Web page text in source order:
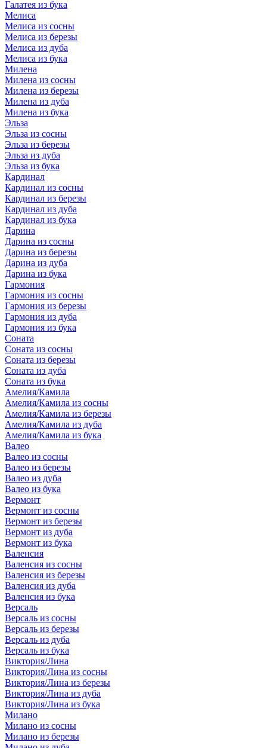
Галатея из бука
Мелиса
Мелиса из сосны
Мелиса из березы
Мелиса из дуба
Мелиса из бука
Милена
Милена из сосны
Милена из березы
Милена из дуба
Милена из бука
Эльза
Эльза из сосны
Эльза из березы
Эльза из дуба
Эльза из бука
Кардинал
Кардинал из сосны
Кардинал из березы
Кардинал из дуба
Кардинал из бука
Дарина
Дарина из сосны
Дарина из березы
Дарина из дуба
Дарина из бука
Гармония
Гармония из сосны
Гармония из березы
Гармония из дуба
Гармония из бука
Соната
Соната из сосны
Соната из березы
Соната из дуба
Соната из бука
Амелия/Камила
Амелия/Камила из сосны
Амелия/Камила из березы
Амелия/Камила из дуба
Амелия/Камила из бука
Валео
Валео из сосны
Валео из березы
Валео из дуба
Валео из бука
Вермонт
Вермонт из сосны
Вермонт из березы
Вермонт из дуба
Вермонт из бука
Валенсия
Валенсия из сосны
Валенсия из березы
Валенсия из дуба
Валенсия из бука
Версаль
Версаль из сосны
Версаль из березы
Версаль из дуба
Версаль из бука
Виктория/Лина
Виктория/Лина из сосны
Виктория/Лина из березы
Виктория/Лина из дуба
Виктория/Лина из бука
Милано
Милано из сосны
Милано из березы